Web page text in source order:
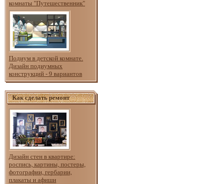
комнаты "Путешественник"
Подиум в детской комнате.
Дизайн подиумных
конструкций - 9 вариантов
Как сделать ремонт
Дизайн стен в квартире:
роспись, картины, постеры,
фотографии, гербарии,
плакаты и афиши